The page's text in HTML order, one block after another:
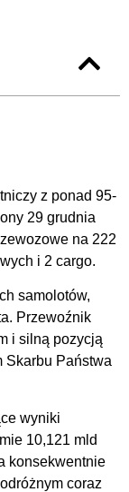
z ponad 95-
29 grudnia
na 222
i 2 cargo.
samolotów,
Przewoźnik
i silną pozycją
Skarbu Państwa
wyniki
10,121 mld
konsekwentnie
coraz